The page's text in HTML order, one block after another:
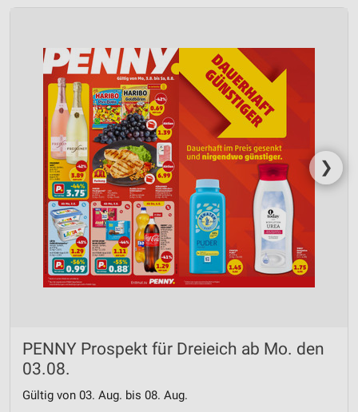
❯
PENNY Prospekt für Dreieich ab Mo. den
03.08.
Gültig von 03. Aug. bis 08. Aug.